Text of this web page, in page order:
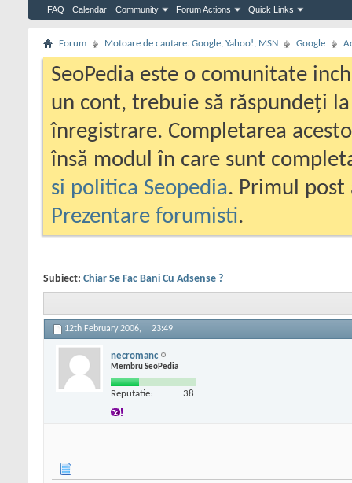
FAQ Calendar Community Forum Actions Quick Links
Forum Motoare de cautare. Google, Yahoo!, MSN Google
SeoPedia este o comunitate
un cont, trebuie să răspundeți
înregistrare. Completarea
însă modul în care sunt
si politica Seopedia. Primul
Prezentare forumisti.
Subiect: Chiar Se Fac Bani Cu Adsense ?
12th February 2006, 23:49
necromanc
Membru SeoPedia
Reputatie: 38